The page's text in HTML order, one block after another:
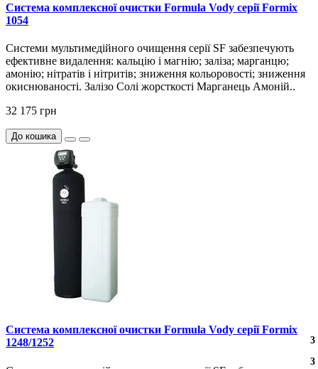
4
4
4
4
Система комплексної очистки Formula Vody серії Formix
1054
Системи мультимедійного очищення серії SF забезпечують
ефективне видалення: кальцію і магнію; заліза; марганцю;
амонію; нітратів і нітритів; зниження кольоровості; зниження
окиснюваності. Залізо Солі жорсткості Марганець Амоній..
32 175 грн
До кошика
3
3
Система комплексної очистки Formula Vody серії Formix
1248/1252